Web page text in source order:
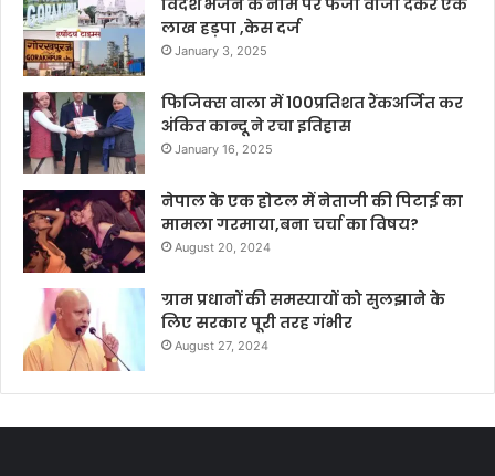
विदेश भेजने के नाम पर फर्जी वीजा देकर एक
लाख हड़पा ,केस दर्ज
January 3, 2025
फिजिक्स वाला में 100प्रतिशत रैंकअर्जित कर
अंकित कान्दू ने रचा इतिहास
January 16, 2025
नेपाल के एक होटल में नेताजी की पिटाई का
मामला गरमाया,बना चर्चा का विषय?
August 20, 2024
ग्राम प्रधानों की समस्यायों को सुलझाने के
लिए सरकार पूरी तरह गंभीर
August 27, 2024